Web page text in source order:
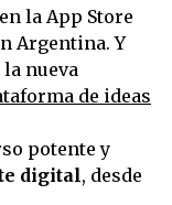
la App Store
Argentina. Y
nueva
de ideas
potente y
digital, desde